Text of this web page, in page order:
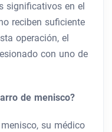
significativos en el
reciben suficiente
operación, el
con uno de
de menisco?
su médico